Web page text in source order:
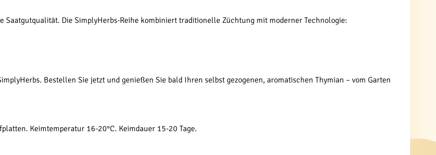
Die SimplyHerbs-Reihe kombiniert traditionelle Züchtung mit moderner Technologie:
Bestellen Sie jetzt und genießen Sie bald Ihren selbst gezogenen, aromatischen Thymian – vom Garten
Keimtemperatur 16-20°C. Keimdauer 15-20 Tage.